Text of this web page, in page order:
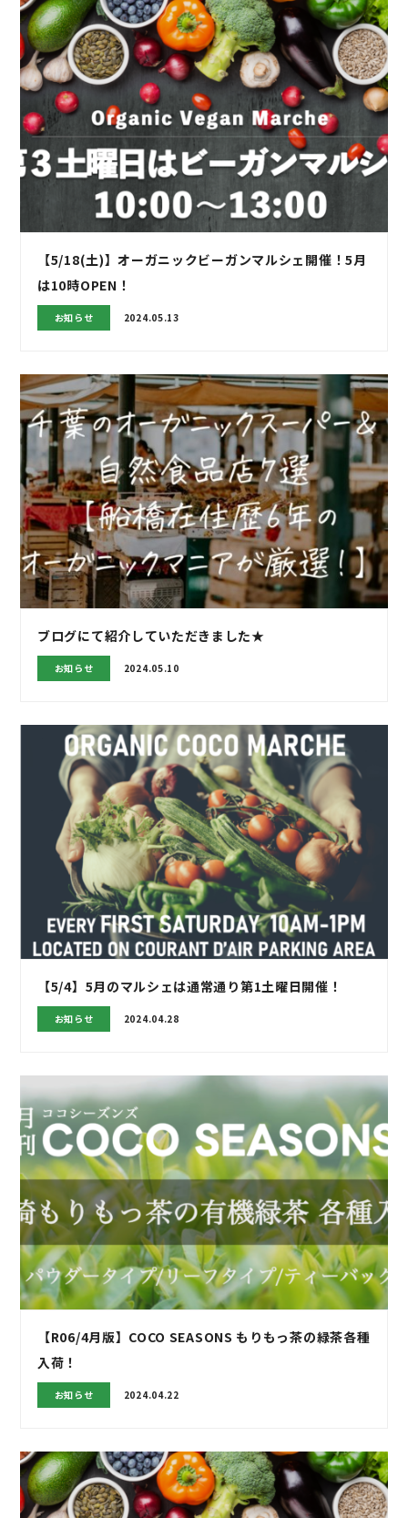
【5/18(土)】オーガニックビーガンマルシェ開催！5月
は10時OPEN！
お知らせ 2024.05.13
ブログにて紹介していただきました★
お知らせ 2024.05.10
【5/4】5月のマルシェは通常通り第1土曜日開催！
お知らせ 2024.04.28
【R06/4月版】COCO SEASONS もりもっ茶の緑茶各種
入荷！
お知らせ 2024.04.22